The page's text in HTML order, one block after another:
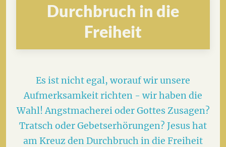
Durchbruch in die
Freiheit
Es ist nicht egal, worauf wir unsere
Aufmerksamkeit richten - wir haben die
Wahl! Angstmacherei oder Gottes Zusagen?
Tratsch oder Gebetserhörungen? Jesus hat
am Kreuz den Durchbruch in die Freiheit